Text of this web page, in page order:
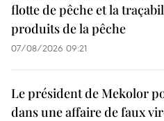
flotte de pêche et la
produits de la pêche
07/08/2026 09:21
Le président de Mekolor
dans une affaire de faux